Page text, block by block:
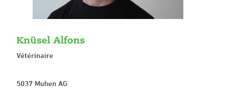
Knüsel Alfons
Vétérinaire
5037 Muhen AG